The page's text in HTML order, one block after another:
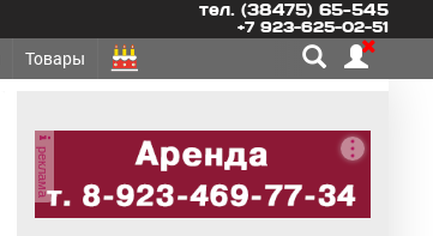
тел. (38475) 65-545
+7 923-625-02-51
Товары
реклама